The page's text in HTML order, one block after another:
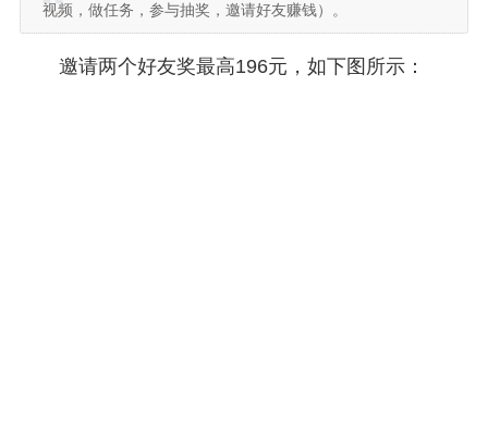
视频，做任务，参与抽奖，邀请好友赚钱）。
邀请两个好友奖最高196元，如下图所示：